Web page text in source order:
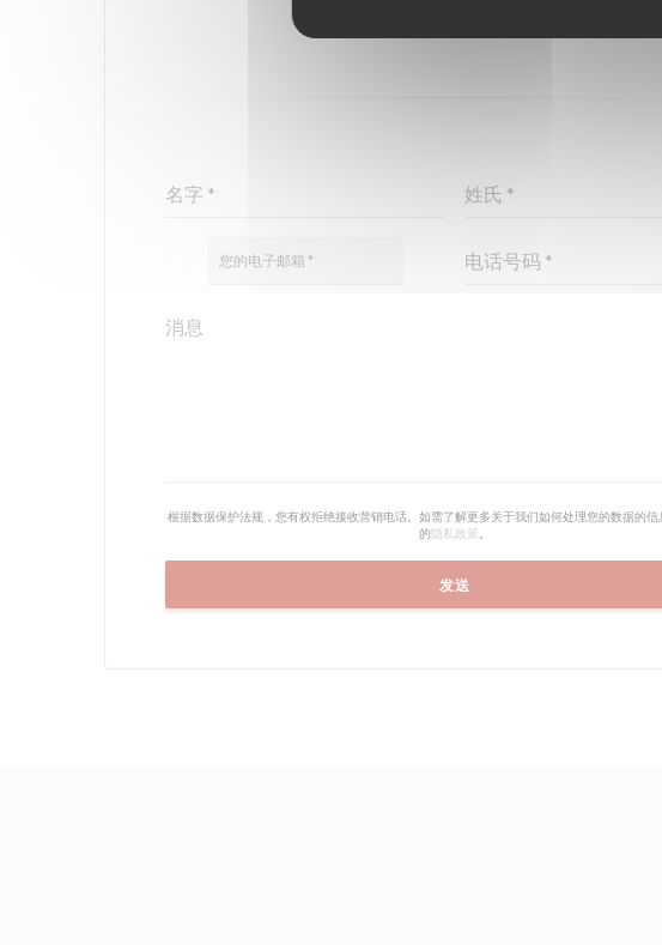
根据数据保护法规，您有权拒绝接收营销电话。如需了解更多关于我们如何处理您的数据的信
的 隐私政策